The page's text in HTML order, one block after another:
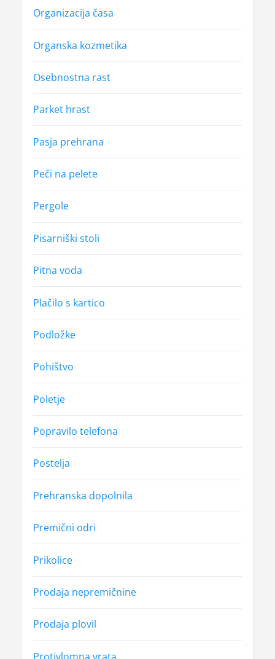
Organizacija časa
Organska kozmetika
Osebnostna rast
Parket hrast
Pasja prehrana
Peči na pelete
Pergole
Pisarniški stoli
Pitna voda
Plačilo s kartico
Podložke
Pohištvo
Poletje
Popravilo telefona
Postelja
Prehranska dopolnila
Premični odri
Prikolice
Prodaja nepremičnine
Prodaja plovil
Protivlomna vrata